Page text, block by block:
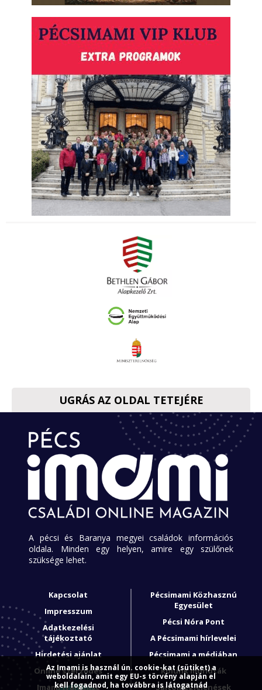
UGRÁS AZ OLDAL TETEJÉRE
A pécsi és Baranya megyei családok információs
oldala. Minden egy helyen, amire egy szülőnek
szüksége lehet.
Kapcsolat
Impresszum
Adatkezelési
tájékoztató
Hirdetési ajánlat
Online szerződés
Imami franchise
Pécsimami Közhasznú
Egyesület
Pécsi Nóra Pont
A Pécsimami hírlevelei
Pécsimami a médiában
Rólunk mondták
Sajtómegjelenések
Az Imami is használ ún. cookie-kat (sütiket) a
weboldalain, amit egy EU-s törvény alapján el
kell fogadnod, ha továbbra is látogatnád